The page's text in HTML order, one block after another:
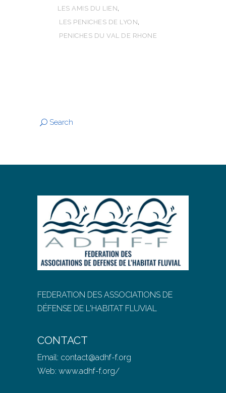
LES AMIS DU LIEN,
LES PENICHES DE LYON,
PENICHES DU VAL DE RHONE
Search
FEDERATION DES ASSOCIATIONS DE
DÉFENSE DE L'HABITAT FLUVIAL
CONTACT
Email: contact@adhf-f.org
Web: www.adhf-f.org/